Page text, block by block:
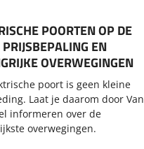
POORTEN OP DE
EN
OVERWEGINGEN
poort is geen kleine
Laat je daarom door Van
informeren over de
overwegingen.